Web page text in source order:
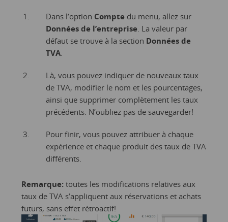
Dans l’option Comptedu menu, allez sur
Données de l’entreprise. La valeur par
défaut se trouve à la section Données de
TVA.
Là, vous pouvez indiquer de nouveaux taux
de TVA, modifier le nom et les pourcentages,
ainsi que supprimer complètement les taux
précédents. N’oubliez pas de sauvegarder!
Pour finir, vous pouvez attribuer à chaque
expérience et chaque produit des taux de TVA
différents.
Remarque:toutes les modifications relatives aux
taux de TVA s’appliquent aux réservations et achats
futurs, sans effet rétroactif!